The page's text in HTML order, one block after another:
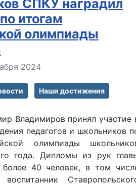
СПКУ наградил
итогам
олимпиады
2024
Наши достижения
Владимиров принял участие
педагогов и школьников
олимпиады
года. Дипломы из рук
более 40 человек, в том